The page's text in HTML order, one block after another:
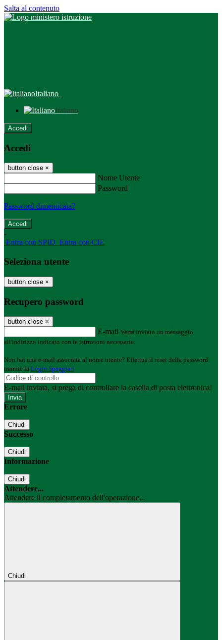
Salta al contenuto
Italiano
Italiano
Accedi
Accedi
button close ×
Nome Utente
Password
Password dimenticata?
-
Entra con SPID Entra con CIE
Seleziona utente
button close ×
Recupero password
button close ×
E-mail Verrà inviato un messaggio
all'indirizzo indicato con le istruzioni necessarie.
Non hai una e-mail associata al nome utente? Effettua il reset della password
tramite la Login Spaggiari
E-mail inviata, si prega di controllare la casella di posta elettronica!
Errore
Chiudi
Successo
Chiudi
Informazione
Chiudi
Attendere...
Attendere il completamento dell'operazione...
Chiudi